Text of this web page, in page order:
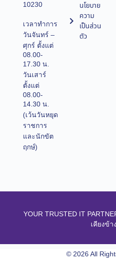
10230
เวลาทำการ
วันจันทร์ –
ศุกร์ ตั้งแต่
08.00-
17.30 น.
วันเสาร์
ตั้งแต่
08.00-
14.30 น.
(เว้นวันหยุด
ราชการ
และนักขัต
ฤกษ์)
นโยบาย
ความ
เป็นส่วน
ตัว
YOUR TRUSTED IT
เคียงข้
© 2026 All